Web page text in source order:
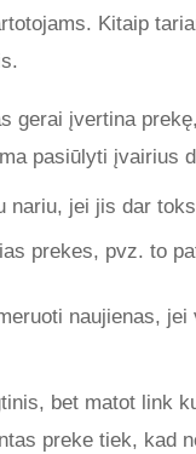
Kitaip
gerai įvertina
pasiūlyti įvairius
nariu, jei jis dar
prekes, pvz. to
naujienas, jei
bet matot link
preke tiek, kad